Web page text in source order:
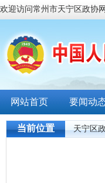
欢迎访问常州市天宁区政协
网站首页 要闻动
当前位置 天宁区